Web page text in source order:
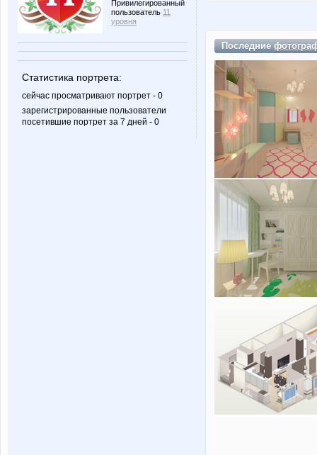
Привилегированный
пользователь 11
уровня
Статистика портрета:
сейчас просматривают портрет - 0
зарегистрированные пользователи
посетившие портрет за 7 дней - 0
Последние